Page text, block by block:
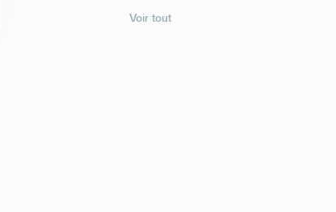
Voir tout